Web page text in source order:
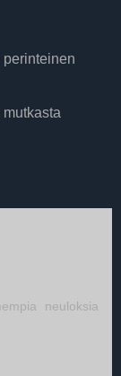
neuloksia